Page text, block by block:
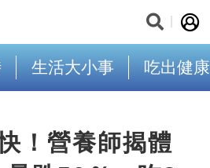
生活大小事 吃出健康
！營養師揭體